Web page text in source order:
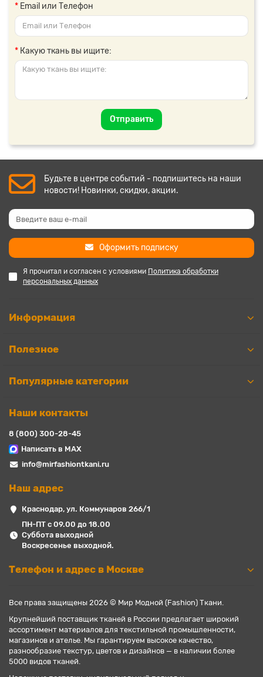
Email или Телефон
Какую ткань вы ищите:
Отправить
Будьте в центре событий - подпишитесь на наши
новости! Новинки, скидки, акции.
Оформить подписку
Я прочитал и согласен с условиями Политика обработки
персональных данных
Информация
Полезное
Популярные категории
Наши контакты
8 (800) 300-28-45
Написать в MAX
info@mirfashiontkani.ru
Наш адрес
Краснодар, ул. Коммунаров 266/1
ПН-ПТ с 09.00 до 18.00
Суббота выходной
Воскресенье выходной.
Телефон и адрес в Москве
Все права защищены 2026 © Мир Модной (Fashion) Ткани.
Крупнейший поставщик тканей в России предлагает широкий
ассортимент материалов для текстильной промышленности,
магазинов и ателье. Мы гарантируем высокое качество,
разнообразие текстур, цветов и дизайнов — в наличии более
5000 видов тканей.